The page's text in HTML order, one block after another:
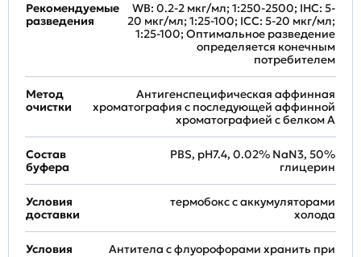
Рекомендуемые
разведения
WB: 0.2-2 мкг/мл; 1:250-2500; IHC: 5-
20 мкг/мл; 1:25-100; ICC: 5-20 мкг/мл;
1:25-100; Оптимальное разведение
определяется конечным
потребителем
Метод
очистки
Антигенспецифическая аффинная
хроматография с последующей аффинной
хроматографией с белком А
Состав
буфера
PBS, pH7.4, 0.02% NaN3, 50%
глицерин
Условия
доставки
термобокс с аккумуляторами
холода
Условия
Антитела с флуорофорами хранить при